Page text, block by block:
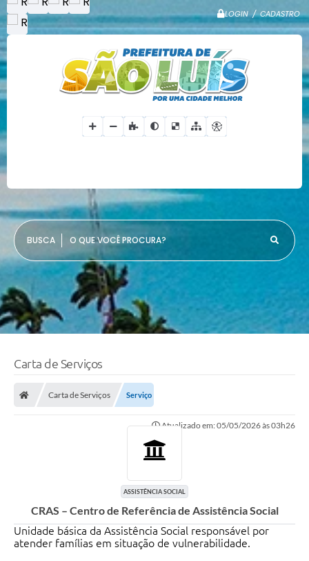
LOGIN / CADASTRO
O QUE VOCÊ PROCURA?
Carta de Serviços
Carta de Serviços Serviço
Atualizado em: 05/05/2026 às 03h26
ASSISTÊNCIA SOCIAL
CRAS – Centro de Referência de Assistência Social
Unidade básica da Assistência Social responsável por
atender famílias em situação de vulnerabilidade.